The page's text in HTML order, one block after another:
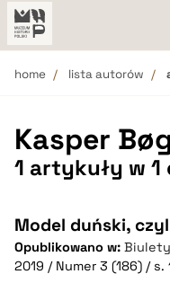
home lista autorów
Kasper
1 artykuły w
Model duński,
Opublikowano w:
2019 / Numer 3 (186) / s.